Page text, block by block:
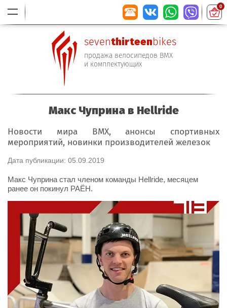
0
seventhirteenbikes
продажа велосипедов BMX
и комплектующих
Макс Чуприна в Hellride
Новости мира BMX, анонсы спортивных
мероприятий, новинки производителей железок
Дата публикации: 05.09.2019
Макс Чуприна стал членом команды Hellride, месяцем
ранее он покинул РАЁН.